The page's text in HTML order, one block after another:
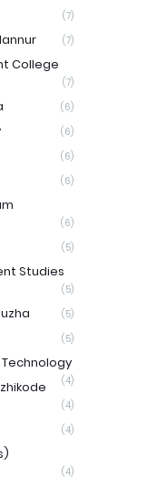
(7)
(7)
College
(7)
(6)
(6)
(6)
(6)
(6)
(5)
Studies
(5)
(5)
(5)
(4)
(4)
(4)
(4)